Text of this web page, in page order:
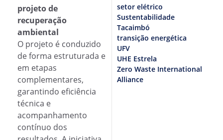
projeto de
recuperação
ambiental
O projeto é conduzido
de forma estruturada e
em etapas
complementares,
garantindo eficiência
técnica e
acompanhamento
contínuo dos
setor elétrico
Sustentabilidade
Tacaimbó
transição energética
UFV
UHE Estrela
Zero Waste International
Alliance